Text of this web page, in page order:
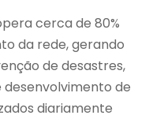
cerca de 80%
da rede, gerando
de desastres,
de
diariamente